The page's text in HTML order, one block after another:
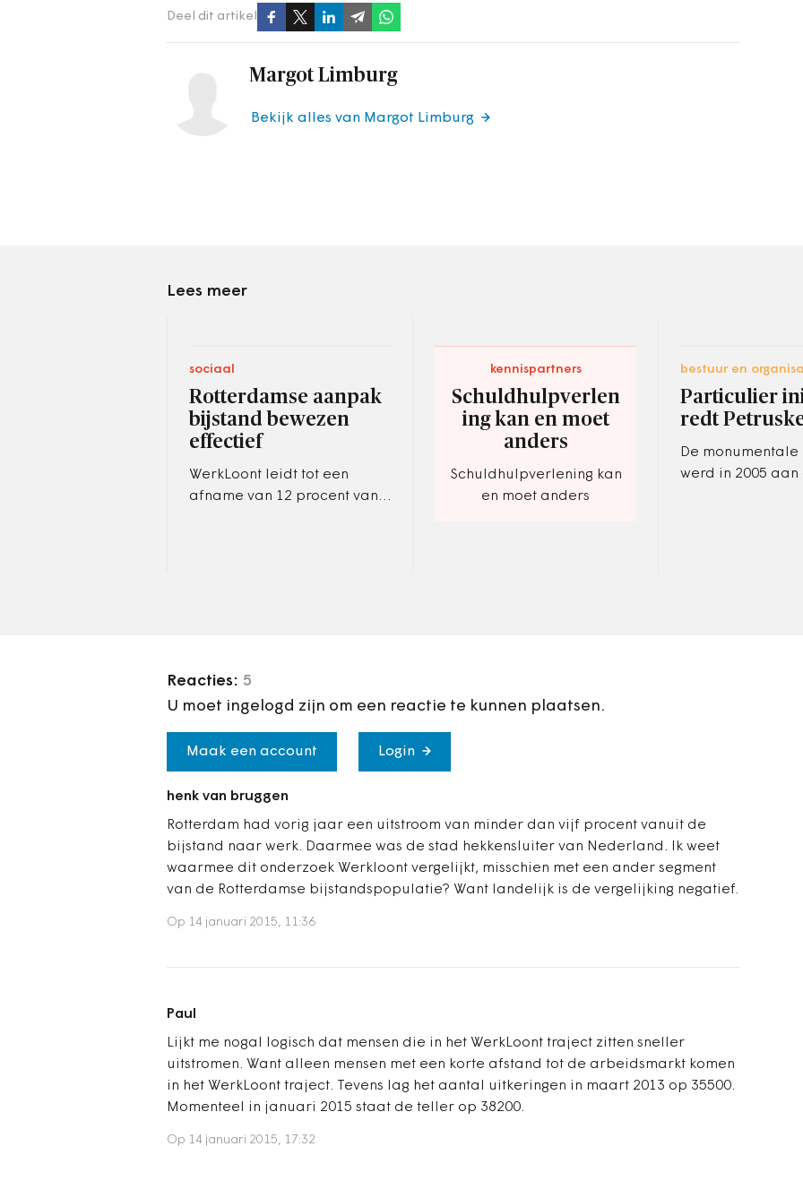
Deel dit artikel
Margot Limburg
Bekijk alles van Margot Limburg
Lees meer
sociaal
Rotterdamse aanpak
bijstand bewezen
effectief
WerkLoont leidt tot een
afname van 12 procent van
kennispartners
Schuldhulpverlen
ing kan en moet
anders
Schuldhulpverlening kan
en moet anders
bestuur en
Particulier
redt
De monumentale
werd in 2005 aan
Reacties: 5
U moet ingelogd zijn om een reactie te kunnen plaatsen.
Maak een account Login
henk van bruggen
Rotterdam had vorig jaar een uitstroom van minder dan vijf procent vanuit de
bijstand naar werk. Daarmee was de stad hekkensluiter van Nederland. Ik weet
waarmee dit onderzoek Werkloont vergelijkt, misschien met een ander segment
van de Rotterdamse bijstandspopulatie? Want landelijk is de vergelijking negatief.
Op 14 januari 2015, 11:36
Paul
Lijkt me nogal logisch dat mensen die in het WerkLoont traject zitten sneller
uitstromen. Want alleen mensen met een korte afstand tot de arbeidsmarkt komen
in het WerkLoont traject. Tevens lag het aantal uitkeringen in maart 2013 op 35500.
Momenteel in januari 2015 staat de teller op 38200.
Op 14 januari 2015, 17:32